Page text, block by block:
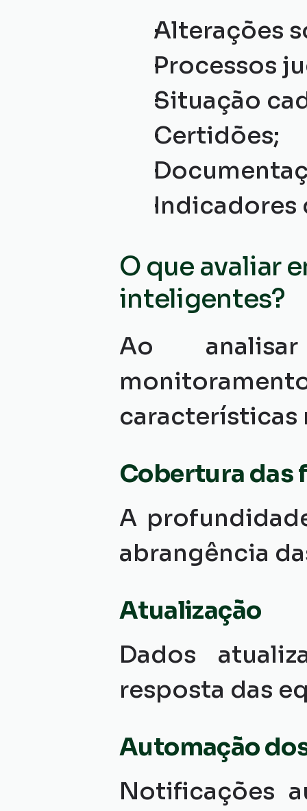
Alterações
Processos
Situação
Certidões;
Indicadores
O que avaliar
inteligentes?
Ao
características
Cobertura das
A
abrangência
Atualização
Dados
resposta das
Automação
Notificações